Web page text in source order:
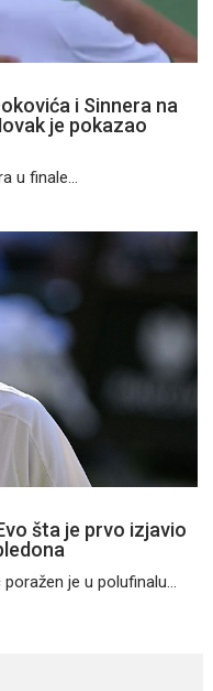
i Sinnera na
je pokazao
u finale...
šta je prvo izjavio
je u polufinalu...